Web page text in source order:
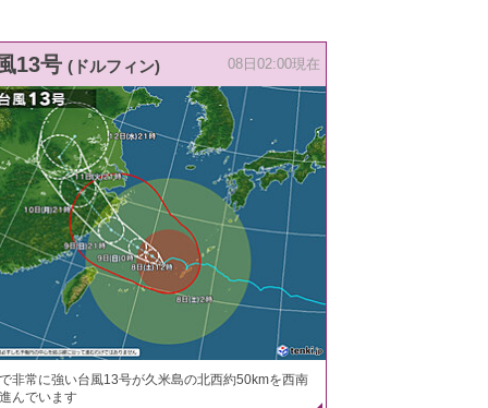
13号 (ドルフィン) 08日02:00現在
非常に強い台風13号が久米島の北西約50kmを西南
んでいます